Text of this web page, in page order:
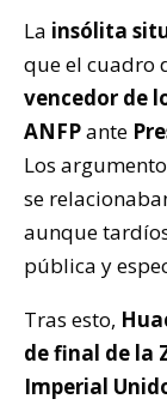
La insólita
que el cuadro
vencedor de
ANFPante
Los
se
aunque
pública y
Tras esto,
de final de la
Imperial